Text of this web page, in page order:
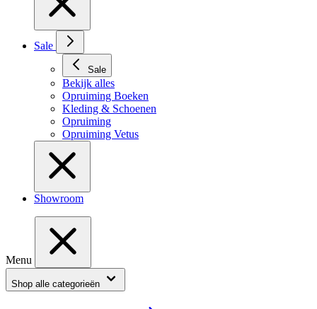
Sale
Sale
Bekijk alles
Opruiming Boeken
Kleding & Schoenen
Opruiming
Opruiming Vetus
Showroom
Menu
Shop alle categorieën